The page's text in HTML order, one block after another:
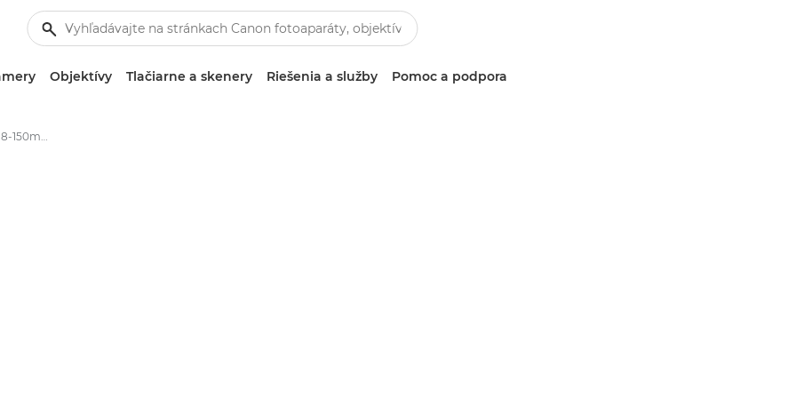
Objektívy Tlačiarne a skenery Riešenia a služby Pomoc a podpora
Objektív Canon EF-M 18-150mm f/3.5-6.3 IS STM – Canon Slovakia